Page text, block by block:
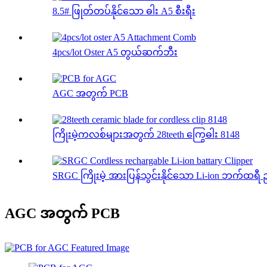
8.5# ဖြုတ်တပ်နိုင်သော ဓါး A5 စီးရီး
4pcs/lot Oster A5 တွယ်ဆက်ဘီး
AGC အတွက် PCB
ကြိုးမဲ့ကလစ်များအတွက် 28teeth ကြွေဓါး 8148
SRGC ကြိုးမဲ့ အားပြန်သွင်းနိုင်သော Li-ion ဘက်ထရီ
AGC အတွက် PCB